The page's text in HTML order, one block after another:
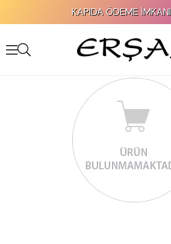
KAPIDA ÖDEME İMKANI!